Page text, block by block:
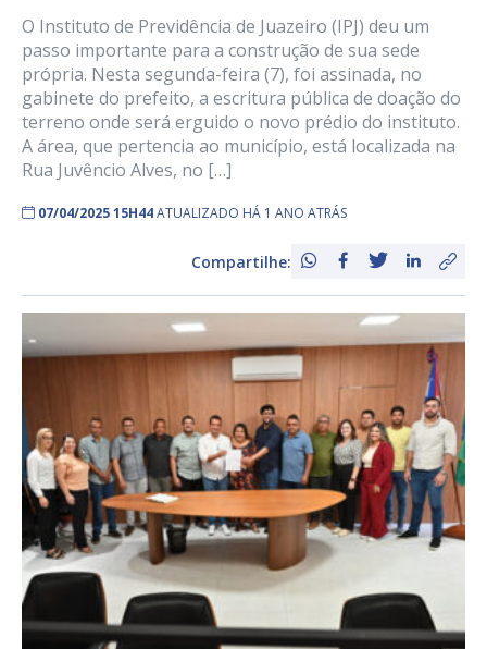
O Instituto de Previdência de Juazeiro (IPJ) deu um
passo importante para a construção de sua sede
própria. Nesta segunda-feira (7), foi assinada, no
gabinete do prefeito, a escritura pública de doação do
terreno onde será erguido o novo prédio do instituto.
A área, que pertencia ao município, está localizada na
Rua Juvêncio Alves, no […]
07/04/2025 15H44ATUALIZADO HÁ 1 ANO ATRÁS
Compartilhe: